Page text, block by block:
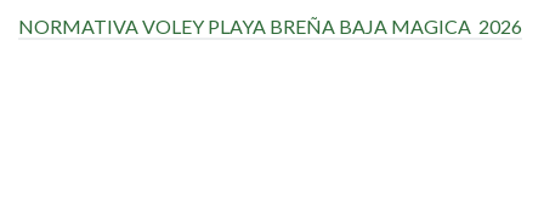
NORMATIVA VOLEY PLAYA BREÑA BAJA MAGICA 2026